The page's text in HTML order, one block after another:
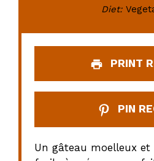
Diet:
PRINT
PIN
Un gâteau moelleux